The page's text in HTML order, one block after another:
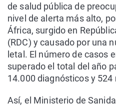
de salud pública de
nivel de alerta más alto,
África, surgido en
(RDC) y causado por una
letal. El número de casos
superado el total del año
14.000 diagnósticos y 524
Así, el Ministerio de